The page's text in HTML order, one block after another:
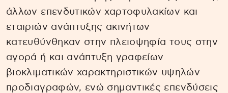
άλλων επενδυτικών χαρτοφυλακίων και
εταιριών ανάπτυξης ακινήτων
κατευθύνθηκαν στην πλειοψηφία τους στην
αγορά ή και ανάπτυξη γραφείων
βιοκλιματικών χαρακτηριστικών υψηλών
προδιαγραφών, ενώ σημαντικές επενδύσεις